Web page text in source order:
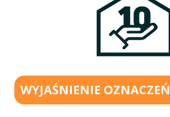
WYJAŚNIENIE OZNACZEŃ